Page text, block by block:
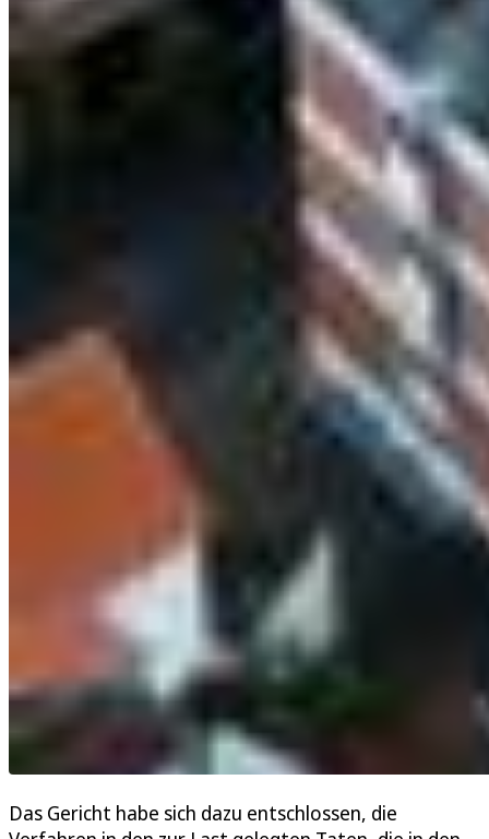
Das Gericht habe sich dazu entschlossen, die